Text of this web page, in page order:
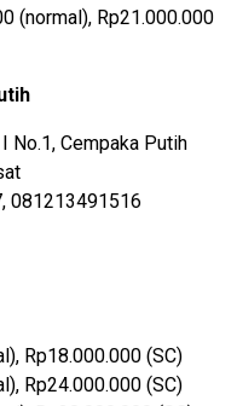
(normal), Rp21.000.000
No.1, Cempaka Putih
081213491516
Rp18.000.000 (SC)
Rp24.000.000 (SC)